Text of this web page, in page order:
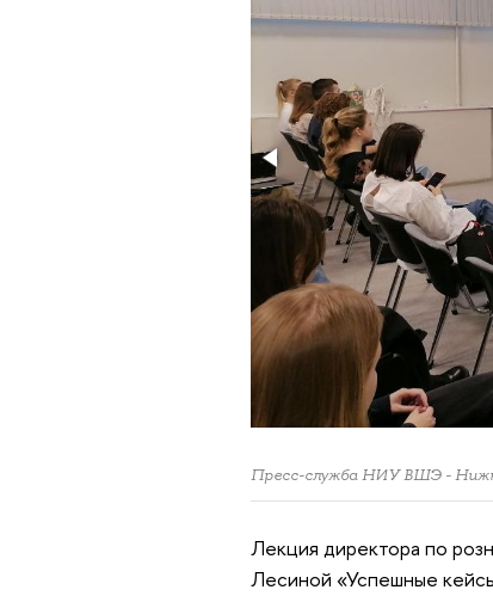
Пресс-служба НИУ ВШЭ -
Лекция директора по
Лесиной «Успешные